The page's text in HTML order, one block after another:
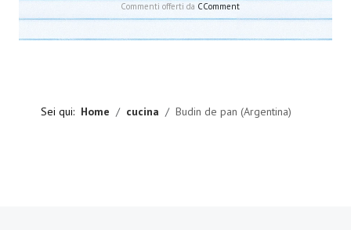
Commenti offerti da CComment
Sei qui: Home cucina Budin de pan (Argentina)